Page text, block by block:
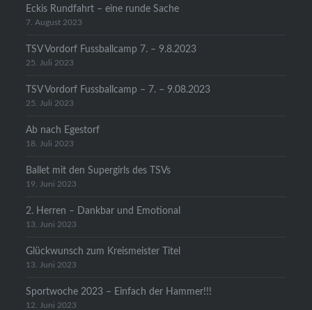
Eckis Rundfahrt – eine runde Sache
7. August 2023
TSV Vordorf Fussballcamp 7. – 9.8.2023
25. Juli 2023
TSV Vordorf Fussballcamp – 7. – 9.08.2023
25. Juli 2023
Ab nach Egestorf
18. Juli 2023
Ballet mit den Supergirls des TSVs
19. Juni 2023
2. Herren – Dankbar und Emotional
13. Juni 2023
Glückwunsch zum Kreismeister Titel
13. Juni 2023
Sportwoche 2023 – Einfach der Hammer!!!
12. Juni 2023